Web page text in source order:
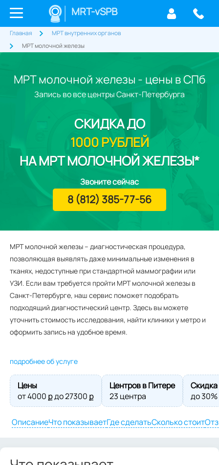
MRT-vSPB
Главная
МРТ внутренних органов
МРТ молочной железы
МРТ молочной железы - цены в СПб
МРТ молочной железы – диагностическая процедура,
позволяющая выявлять даже минимальные изменения в
тканях, недоступные при стандартной маммографии или
УЗИ. Если вам требуется пройти МРТ молочной железы в
Санкт-Петербурге, наш сервис поможет подобрать
подходящий диагностический центр. Здесь вы можете
уточнить стоимость исследования, найти клиники у метро и
оформить запись на удобное время.
подробнее об услуге
Цены
от4000 ք до27300 ք
Центров в Питере
23 центра
Скидка
до 30%
ОписаниеЧто показываетГде сделатьСколько стоит
Запись во все центры Санкт-Петербурга
СКИДКАДО
1000 РУБЛЕЙ
НА МРТ МОЛОЧНОЙ ЖЕЛЕЗЫ*
Звоните сейчас
8 (812) 385-77-56